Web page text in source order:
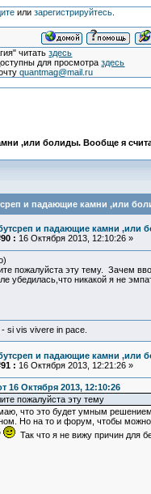
или зарегистрируйтесь.
читатьздесь
для просмотраздесь
quantmag@mail.ru
,или болиды. Вообще я
и падающие камни ,или
и падающие камни ,или
: 16 Октября 2013, 12:10:26 »
пожалуйста эту тему. Зачем
убедилась,что никакой я не
si vis vivere in pace.
и падающие камни ,или
: 16 Октября 2013, 12:21:26 »
16 Октября 2013, 12:10:26
пожалуйста эту тему
что это будет умным
Но на то и форум, чтобы
Так что я не вижу причин для